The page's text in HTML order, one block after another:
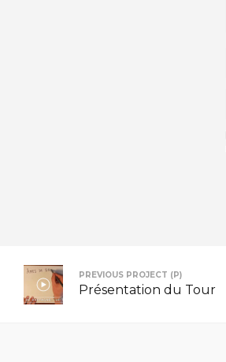
PREVIOUS PROJECT (P)
Présentation du Tour